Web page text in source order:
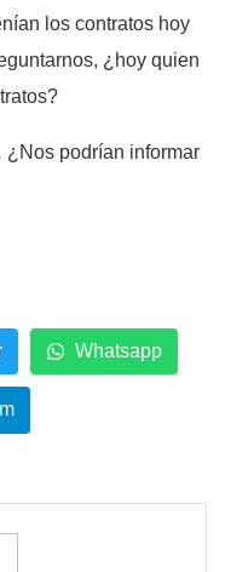
los contratos hoy
¿hoy quien
¿Nos podrían informar
Whatsapp